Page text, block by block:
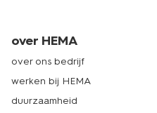
over HEMA
over ons bedrijf
werken bij HEMA
duurzaamheid